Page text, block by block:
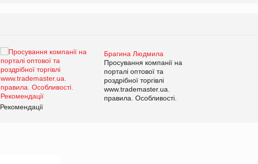
Брагина Людмила
Просування компанії на
порталі оптової та
роздрібної торгівлі
www.trademaster.ua.
правила. Особливості.
Рекомендації